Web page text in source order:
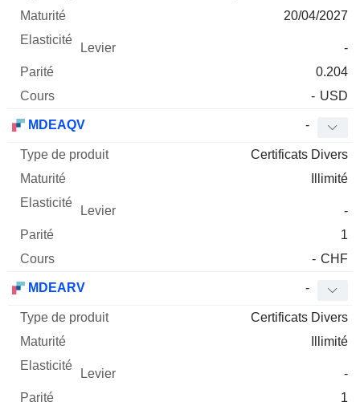
20/04/2027
-
0.204
- USD
MDEAQV -
Certificats Divers
Illimité
-
1
- CHF
MDEARV -
Certificats Divers
Illimité
-
1